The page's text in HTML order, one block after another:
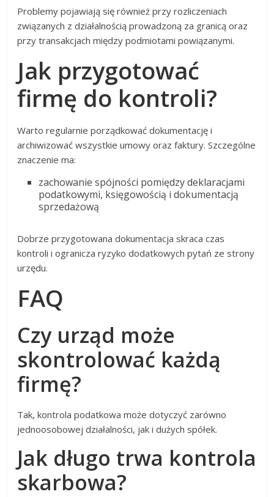
Problemy pojawiają się również przy rozliczeniach
związanych z działalnością prowadzoną za granicą oraz
przy transakcjach między podmiotami powiązanymi.
Jak przygotować
firmę do kontroli?
Warto regularnie porządkować dokumentację i
archiwizować wszystkie umowy oraz faktury. Szczególne
znaczenie ma:
zachowanie spójności pomiędzy deklaracjami
podatkowymi, księgowością i dokumentacją
sprzedażową
Dobrze przygotowana dokumentacja skraca czas
kontroli i ogranicza ryzyko dodatkowych pytań ze strony
urzędu.
FAQ
Czy urząd może
skontrolować każdą
firmę?
Tak, kontrola podatkowa może dotyczyć zarówno
jednoosobowej działalności, jak i dużych spółek.
Jak długo trwa kontrola
skarbowa?